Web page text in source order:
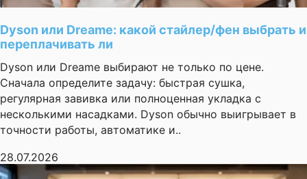
Dyson или Dreame: какой стайлер/фен выбрать и
переплачивать ли
Dyson или Dreame выбирают не только по цене.
Сначала определите задачу: быстрая сушка,
регулярная завивка или полноценная укладка с
несколькими насадками. Dyson обычно выигрывает в
точности работы, автоматике и..
28.07.2026